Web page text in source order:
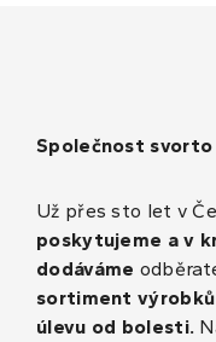
Společnost svorto
Už přes sto let v
poskytujeme a v
dodáváme
sortiment výrobků
úlevu od bolesti.